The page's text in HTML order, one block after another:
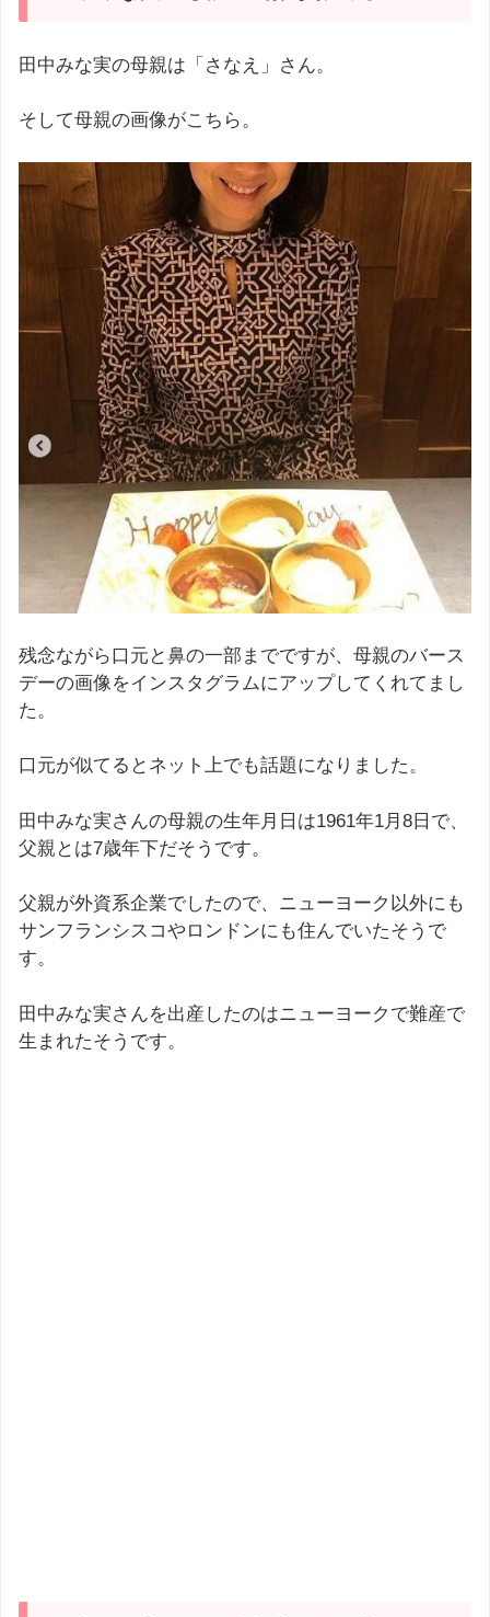
田中みな実の母親は「さなえ」さん。
そして母親の画像がこちら。
残念ながら口元と鼻の一部までですが、母親のバース
デーの画像をインスタグラムにアップしてくれてまし
た。
口元が似てるとネット上でも話題になりました。
田中みな実さんの母親の生年月日は1961年1月8日で、
父親とは7歳年下だそうです。
父親が外資系企業でしたので、ニューヨーク以外にも
サンフランシスコやロンドンにも住んでいたそうで
す。
田中みな実さんを出産したのはニューヨークで難産で
生まれたそうです。